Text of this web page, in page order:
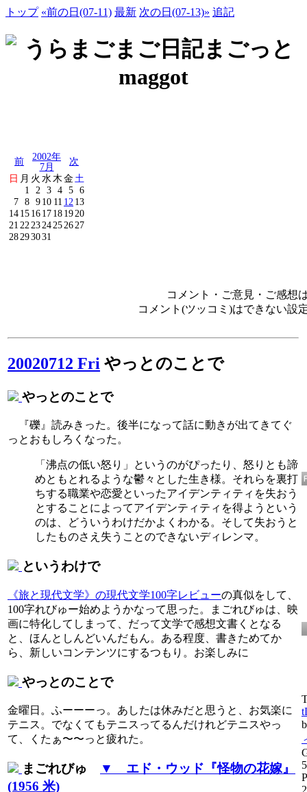
トップ «前の日(07-11) 最新 次の日(07-13)» 追記
前
2002年
7月
次
日 月 火 水 木金 土
1
2 3 4 5 6
7 8 910 11 12 13
14151617181920
21 22 2324252627
28293031
コメント・ご意見・ご感想
コメント(ツッコミ)はできない設
20020712 Fri やっとのことで
やっとのことで
『礫』読みきった。後半になって話に動きが出てきてぐ
っとおもしろくなった。
「沸点の低い怒り」というのがぴったり、怒りとも諦
めともとれるような鬱々とした生き様。それらを裏打
ちする職業や恋愛といったアイデンティティを失おう
とすることによってアイデンティティを得ようという
のは、どういうわけだかよくわかる。そして失おうと
したものさえ失うことのできないディレンマ。
というわけで
《旅と現代文学》の現代文学100字レビューの真似をして、
100字れびゅー始めようかなって思った。まごれびゅは、映
画に特化してしまって、だって文学で感想文書くとなる
と、ほんとしんどいんだもん。ある程度、書きためてか
ら、新しいコンテンツにするつもり。お楽しみに
やっとのことで
金曜日。ふーーーっ。あしたは休みだと思うと、お気楽に
テニス。でなくてもテニスってるんだけれどテニスやっ
て、くたぁ〜〜っと疲れた。
まごれびゅ
▼ エド・ウッド『怪物の花嫁』
(1956 米)